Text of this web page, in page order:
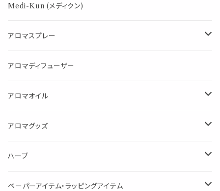
パロサント
Medi-Kun (メディクン)
アロマスプレー
目的で選ぶ
蒸し暑い夏やリフレッシュに
消臭に（用途：空間や衣服）
FLOWER LESO. フラワレソット
Kiyome LESO. キヨメ レソット
体感-4℃ !? 薄荷をブレンドしたアロマスプレー
AroMachi アロマチ 町の香り
アロマディフューザー
アロマオイル
エッセンシャルオイル
シングル
ブレンド
キャリアオイル
アロマグッズ
エッセンシャルオイル
ディフューザー
ハーブ
サシェ・香り袋
ペーパーアイテム・ラッピングアイテム